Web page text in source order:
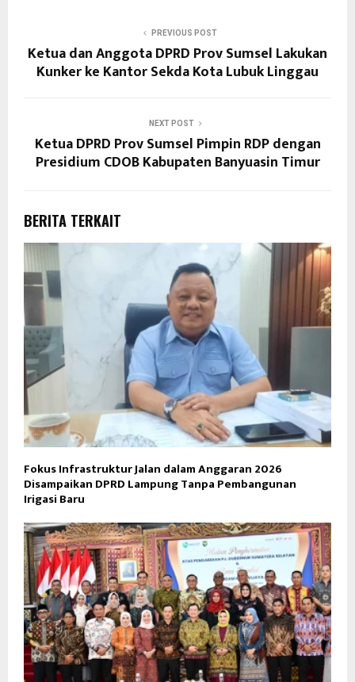
PREVIOUS POST
Ketua dan Anggota DPRD Prov Sumsel Lakukan
Kunker ke Kantor Sekda Kota Lubuk Linggau
NEXT POST
Ketua DPRD Prov Sumsel Pimpin RDP dengan
Presidium CDOB Kabupaten Banyuasin Timur
BERITA TERKAIT
Fokus Infrastruktur Jalan dalam Anggaran 2026
Disampaikan DPRD Lampung Tanpa Pembangunan
Irigasi Baru